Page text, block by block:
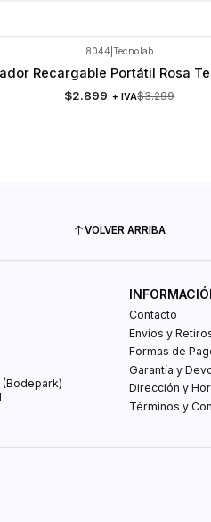
8044 Tecnolab
Recargable Portátil Rosa
$2.899 + IVA$3.299
VOLVER ARRIBA
(Bodepark)
Contacto
Envíos y
Formas de
Garantía y
Dirección y
Términos y